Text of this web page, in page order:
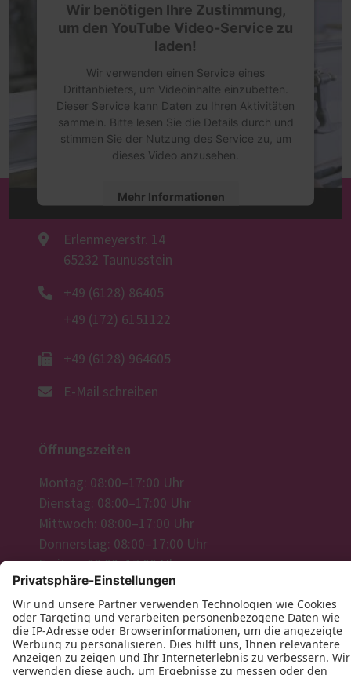
Wir benötigen Ihre Zustimmung,
um den YouTube Video-Service zu
laden!
Wir verwenden einen Service eines
Drittanbieters, um Videoinhalte einzubetten.
Dieser Service kann Daten zu Ihren Aktivitäten
sammeln. Bitte lesen Sie die Details durch und
stimmen Sie der Nutzung des Service zu, um
dieses Video anzusehen.
Mehr Informationen
Akzeptieren
powered byUsercentrics Consent
Schreinerei Thomas Becker
Erlenmeyerstr. 14
65232 Taunusstein
+49 (6128) 86405
+49 (172) 6151122
+49 (6128) 964605
E-Mail schreiben
Öffnungszeiten
Montag: 08:00–17:00 Uhr
Dienstag: 08:00–17:00 Uhr
Mittwoch: 08:00–17:00 Uhr
Donnerstag: 08:00–17:00 Uhr
Freitag: 08:00–17:00 Uhr
Wir freuen uns auf Ihre Anfrage!